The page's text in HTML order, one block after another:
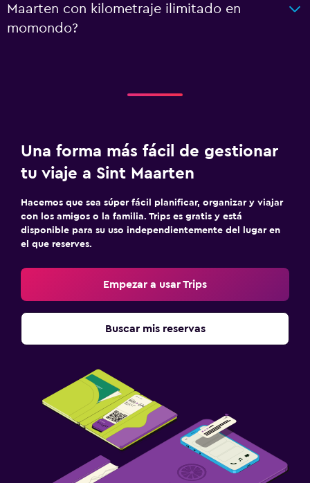
Maarten con kilometraje ilimitado en
momondo?
Una forma más fácil de gestionar
tu viaje a Sint Maarten
Hacemos que sea súper fácil planificar, organizar y viajar
con los amigos o la familia. Trips es gratis y está
disponible para su uso independientemente del lugar en
el que reserves.
Empezar a usar Trips
Buscar mis reservas